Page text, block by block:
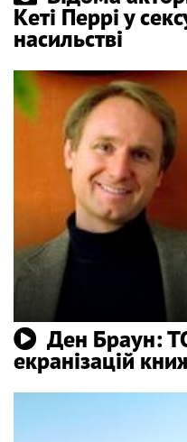
Кеті Перрі у
насильстві
Ден Браун:
екранізацій